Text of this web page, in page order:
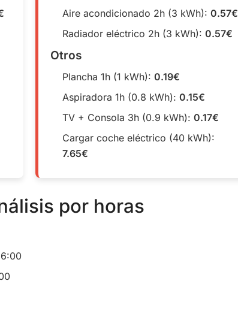
Aire acondicionado 2h (3 kWh): 0.57€
Radiador eléctrico 2h (3 kWh): 0.57€
Otros
Plancha 1h (1 kWh): 0.19€
Aspiradora 1h (0.8 kWh): 0.15€
TV + Consola 3h (0.9 kWh): 0.17€
Cargar coche eléctrico (40 kWh):
7.65€
por horas